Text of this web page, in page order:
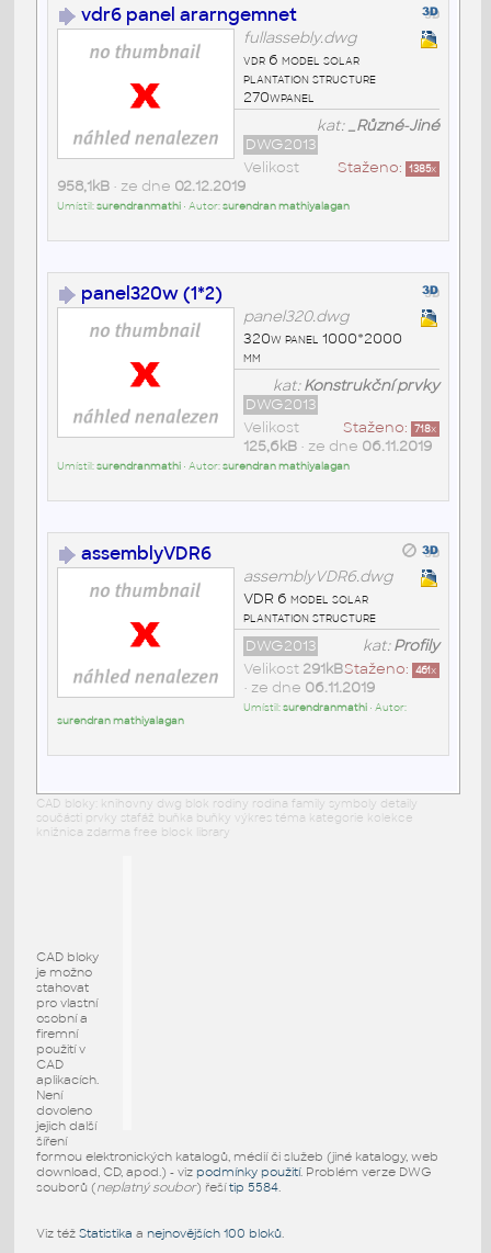
vdr6 panel ararngemnet
fullassebly.dwg
vdr 6 model solar
plantation structure
270wpanel
kat:_Různé-Jiné
DWG2013
Staženo: 1385x
Velikost
958,1kB• ze dne 02.12.2019
Umístil:surendranmathi• Autor:surendran mathiyalagan
panel320w (1*2)
panel320.dwg
320w panel 1000*2000
mm
kat:Konstrukční prvky
DWG2013
Staženo: 718x
Velikost
125,6kB• ze dne 06.11.2019
Umístil:surendranmathi• Autor:surendran mathiyalagan
assemblyVDR6
assemblyVDR6.dwg
VDR 6 model solar
plantation structure
kat:Profily
DWG2013
Staženo: 461x
Velikost 291kB
• ze dne 06.11.2019
Umístil:surendranmathi• Autor:
surendran mathiyalagan
CAD bloky: knihovny dwg blok rodiny rodina family symboly detaily
součásti prvky stafáž buňka buňky výkres téma kategorie kolekce
knižnica zdarma free block library
CAD bloky
je možno
stahovat
pro vlastní
osobní a
firemní
použití v
CAD
aplikacích.
Není
dovoleno
jejich další
šíření
formou elektronických katalogů, médií či služeb (jiné katalogy, web
download, CD, apod.) - viz podmínky použití. Problém verze DWG
souborů (neplatný soubor) řešítip 5584.
Viz též Statistika a nejnovějších 100 bloků.